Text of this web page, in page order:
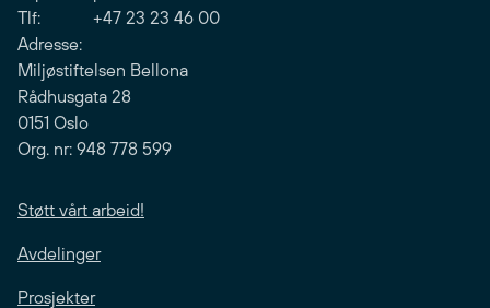
Tlf: +47 23 23 46 00
Adresse:
Miljøstiftelsen Bellona
Rådhusgata 28
0151 Oslo
Org. nr: 948 778 599
Støtt vårt arbeid!
Avdelinger
Prosjekter